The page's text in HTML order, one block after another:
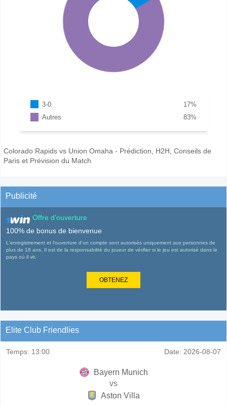
3-0 %
17
Autres
%
83
Colorado Rapids vs Union Omaha - Prédiction, H2H, Conseils de
Paris et Prévision du Match
Publicité
Offre d'ouverture
100% de bonus de bienvenue
L'enregistrement et l'ouverture d'un compte sont autorisés uniquement aux personnes de
plus de 18 ans. Il est de la responsabilité du joueur de vérifier si le jeu est autorisé dans le
pays où il vit.
OBTENEZ
Elite Club Friendlies
Temps: 13:00 Date: 2026-08-07
Bayern Munich
vs
Aston Villa